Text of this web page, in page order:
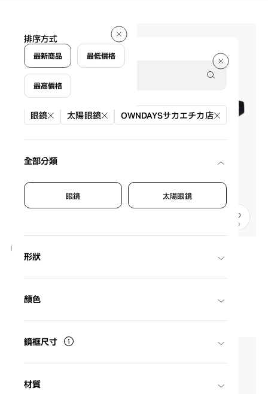
255 件
篩選條件
眼鏡 太陽眼鏡 OWNDAYSサカエチカ店
全部分類
眼鏡 太陽眼鏡
形狀
顏色
鏡框尺寸
材質
排序方式
最新商品 最低價格
最高價格
20
¥8,800